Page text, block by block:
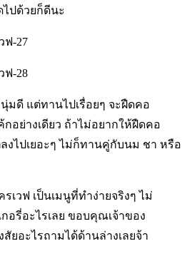
ปด้วยก็ดีนะ
ดี แต่ทานไปเรื่อยๆ จะฝืดคอ
กอย่างเดียว ถ้าไม่อยากให้ฝืดคอ
ไปเยอะๆ ไม่ก็ทานคู่กับนม ชา หรือ
เวฟ เป็นเมนูที่ทำง่ายจริงๆ ไม่
กอรี่อะไรเลย ขอบคุณเจ้าของ
ยอะไรถามได้ด้านล่างเลยจ้า